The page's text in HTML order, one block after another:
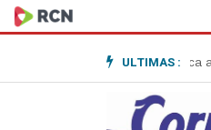
ULTIMAS :
Garibaldi e destaca